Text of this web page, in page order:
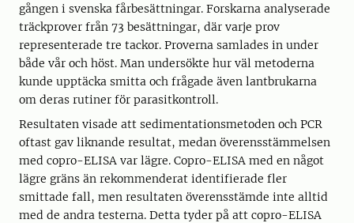
gången i svenska fårbesättningar. Forskarna analyserade
träckprover från 73 besättningar, där varje prov
representerade tre tackor. Proverna samlades in under
både vår och höst. Man undersökte hur väl metoderna
kunde upptäcka smitta och frågade även lantbrukarna
om deras rutiner för parasitkontroll.
Resultaten visade att sedimentationsmetoden och PCR
oftast gav liknande resultat, medan överensstämmelsen
med copro-ELISA var lägre. Copro-ELISA med en något
lägre gräns än rekommenderat identifierade fler
smittade fall, men resultaten överensstämde inte alltid
med de andra testerna. Detta tyder på att copro-ELISA